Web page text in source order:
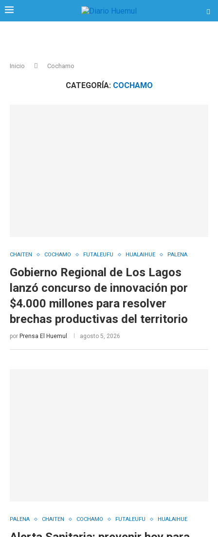
Inicio Cochamo
CATEGORÍA: COCHAMO
CHAITEN COCHAMO FUTALEUFU HUALAIHUE PALENA
Gobierno Regional de Los Lagos
lanzó concurso de innovación por
$4.000 millones para resolver
brechas productivas del territorio
por Prensa El Huemul agosto 5, 2026
PALENA CHAITEN COCHAMO FUTALEUFU HUALAIHUE